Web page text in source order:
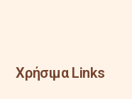
Χρήσιμα Links